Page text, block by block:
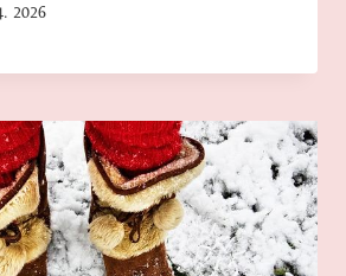
2026